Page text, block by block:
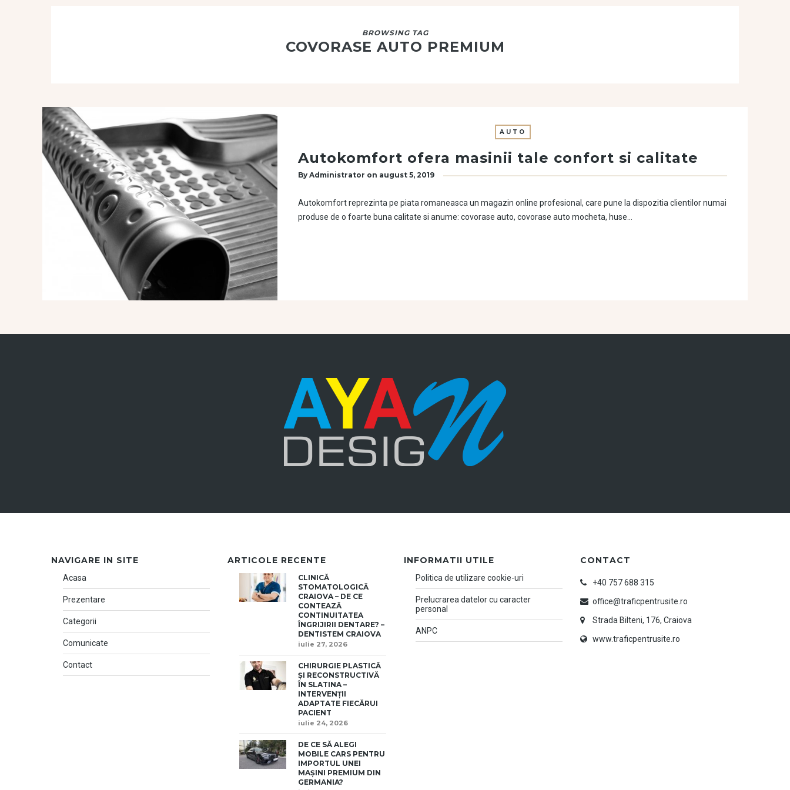
BROWSING TAG
COVORASE AUTO PREMIUM
AUTO
Autokomfort ofera masinii tale confort si calitate
By Administrator on august 5, 2019
Autokomfort reprezinta pe piata romaneasca un magazin online profesional, care pune la dispozitia clientilor numai
produse de o foarte buna calitate si anume: covorase auto, covorase auto mocheta, huse…
NAVIGARE IN SITE
Acasa
Prezentare
Categorii
Comunicate
Contact
ARTICOLE RECENTE
CLINICĂ
STOMATOLOGICĂ
CRAIOVA – DE CE
CONTEAZĂ
CONTINUITATEA
ÎNGRIJIRII DENTARE? –
DENTISTEM CRAIOVA
iulie 27, 2026
CHIRURGIE PLASTICĂ
ȘI RECONSTRUCTIVĂ
ÎN SLATINA –
INTERVENȚII
ADAPTATE FIECĂRUI
PACIENT
iulie 24, 2026
DE CE SĂ ALEGI
MOBILE CARS PENTRU
IMPORTUL UNEI
MAȘINI PREMIUM DIN
GERMANIA?
INFORMATII UTILE
Politica de utilizare cookie-uri
Prelucrarea datelor cu caracter
personal
ANPC
CONTACT
+40 757 688 315
office@traficpentrusite.ro
Strada Bilteni, 176, Craiova
www.traficpentrusite.ro